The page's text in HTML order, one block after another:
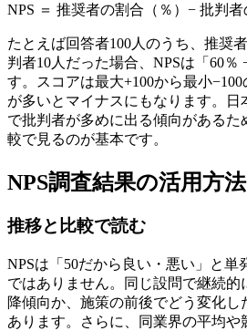
NPS ＝ 推奨者の割合（％）− 批判者
たとえば回答者100人のうち、推奨
判者10人だった場合、NPSは「60％
す。スコアは最大+100から最小
が多いとマイナスにもなります。日
で批判者が多めに出る傾向があるた
較で見るのが基本です。
NPS調査結果の活用方法
推移と比較で読む
NPSは「50だから良い・悪い」と単
ではありません。同じ設問で継続
降傾向か、施策の前後でどう変化
あります。さらに、同業界の平均や